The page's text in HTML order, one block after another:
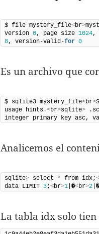
$ file mystery_file<br>
version 0, page size 1024,
8, version-valid-for 0
Es un archivo que
$ sqlite3 mystery_file<br>
usage hints.<br>sqlite>
integer primary key asc,
Analicemos el
sqlite> select * from idx;<
data LIMIT 3;<br>1 |�<br>2
La tabla idx solo